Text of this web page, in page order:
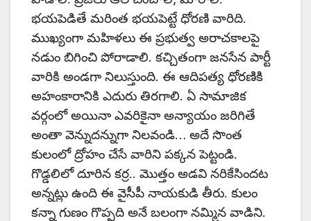
భయపెడితే మరింత భయపెట్టే ధోరణి వారిది.
ముఖ్యంగా మహిళలు ఈ ప్రభుత్వ అరాచకాలపై
నడుం బిగించి పోరాడాలి. కచ్చితంగా జనసేన పార్టీ
వారికి అండగా నిలుస్తుంది. ఈ ఆదిపత్య ధోరణికి
అహంకారానికి ఎదురు తిరగాలి. ఏ సామాజిక
వర్గంలో అయినా ఎవరికైనా అన్యాయం జరిగితే
అంతా వెన్నుదన్నుగా నిలవండి… అదే సొంత
కులంలో ద్రోహం చేసే వారిని పక్కన పెట్టండి.
గొడ్డలిలో దూరిన కర్ర.. మొత్తం అడవి నరికేసిందట
అన్నట్లు ఉంది ఈ వైసీపీ నాయకుడి తీరు. కులం
కన్నా గుణం గొప్పది అనే బలంగా నమ్మిన వాడిని.